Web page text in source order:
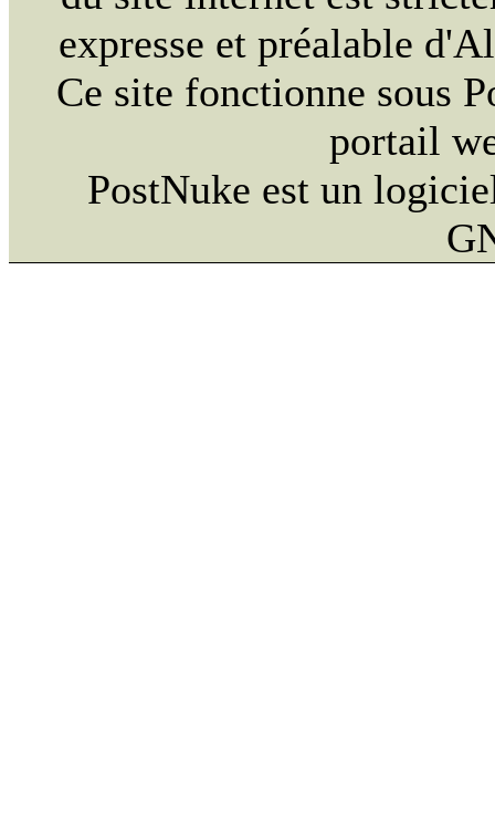
expresse et préalable
Ce site fonctionne sous
portail
PostNuke est un